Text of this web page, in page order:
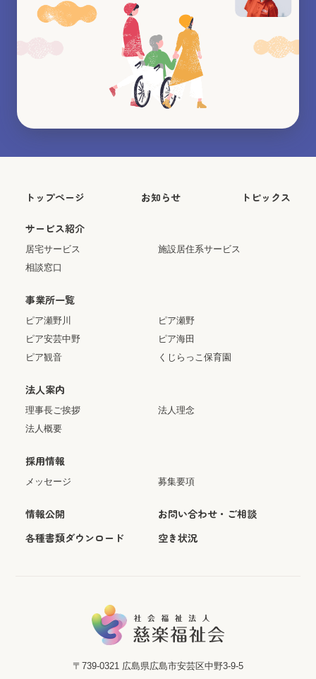
〒739-0321 広島県広島市安芸区中野3-9-5
トップページ お知らせ トピックス
サービス紹介
居宅サービス
施設居住系サービス
相談窓口
事業所一覧
ピア瀬野川
ピア安芸中野
ピア観音
ピア瀬野
ピア海田
くじらっこ保育園
法人案内
理事長ご挨拶
法人理念
法人概要
採用情報
メッセージ 募集要項
情報公開
お問い合わせ・ご相談
各種書類ダウンロード
空き状況